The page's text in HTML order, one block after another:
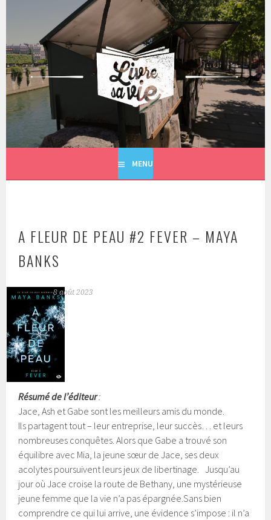
principal
LIVRE SA VIE
MENU
A FLEUR DE PEAU #2 FEVER – MAYA
BANKS
8 août 2023
Résumé de l’éditeur:
Jace, Ash et Gabe sont les meilleurs amis du monde.
Ils partagent tout – leur entreprise, leur succès… et leurs
nombreuses conquêtes. Alors que Gabe a trouvé son
équilibre avec Mia, la jeune sœur de Jace, ses deux
acolytes poursuivent leurs jeux de libertinage. Jusqu’au
jour où Jace croise la route de Bethany, une mystérieuse
jeune femme que la vie n’a pas épargnée.Sans bien
comprendre ce qui lui arrive, une évidence s’impose : il n’a